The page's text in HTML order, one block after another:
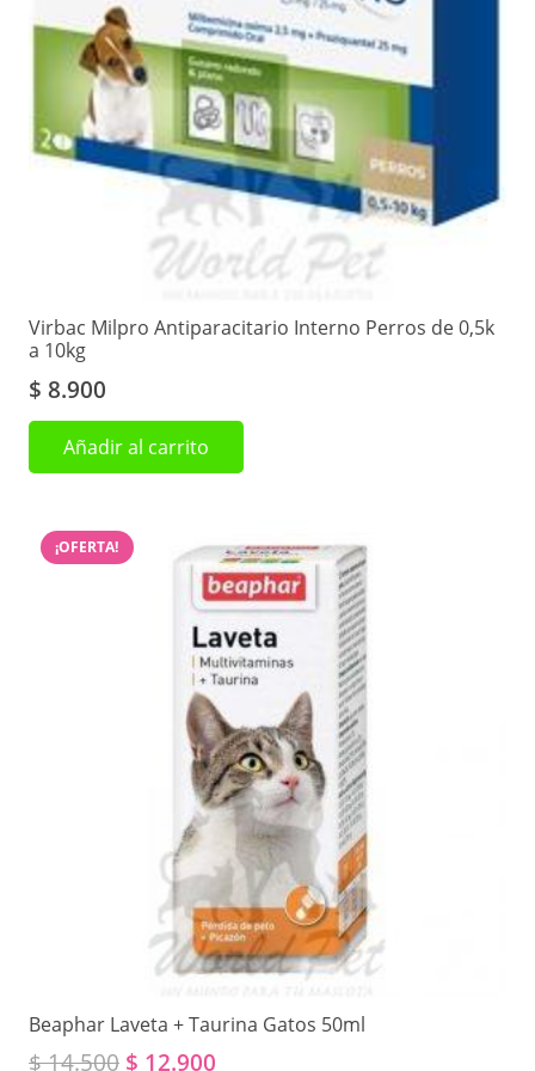
Virbac Milpro Antiparacitario Interno Perros de 0,5k
a 10kg
$ 8.900
Añadir al carrito
¡OFERTA!
Beaphar Laveta + Taurina Gatos 50ml
$14.500 El
$ 12.900